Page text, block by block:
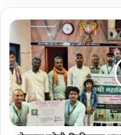
शे
मा
ल
ख
रे
दी
-
वि